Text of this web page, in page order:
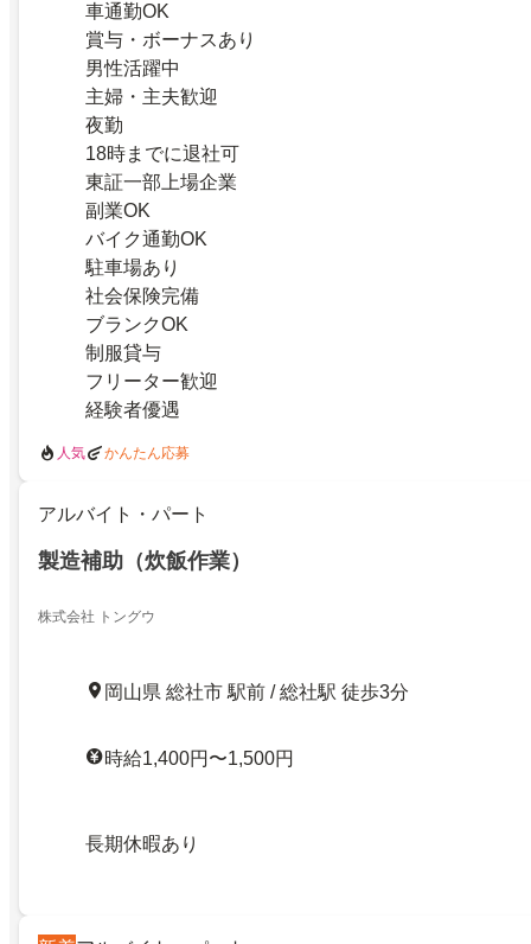
車通勤OK
賞与・ボーナスあり
男性活躍中
主婦・主夫歓迎
夜勤
18時までに退社可
東証一部上場企業
副業OK
バイク通勤OK
駐車場あり
社会保険完備
ブランクOK
制服貸与
フリーター歓迎
経験者優遇
人気 かんたん応募
アルバイト・パート
製造補助（炊飯作業）
株式会社 トングウ
岡山県 総社市 駅前 / 総社駅 徒歩3分
時給1,400円〜1,500円
長期休暇あり